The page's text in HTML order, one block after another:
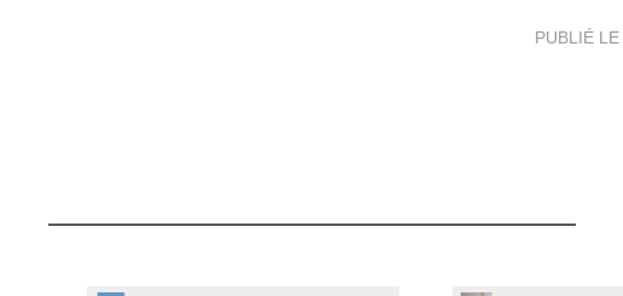
PUBLIÉ LE